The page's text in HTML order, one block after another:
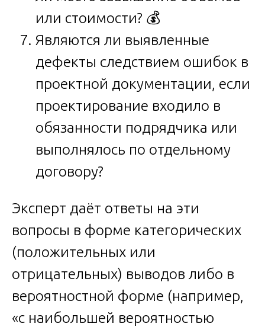
или стоимости? 💰
Являются ли выявленные
дефекты следствием ошибок в
проектной документации, если
проектирование входило в
обязанности подрядчика или
выполнялось по отдельному
договору?
Эксперт даёт ответы на эти
вопросы в форме категорических
(положительных или
отрицательных) выводов либо в
вероятностной форме (например,
«с наибольшей вероятностью